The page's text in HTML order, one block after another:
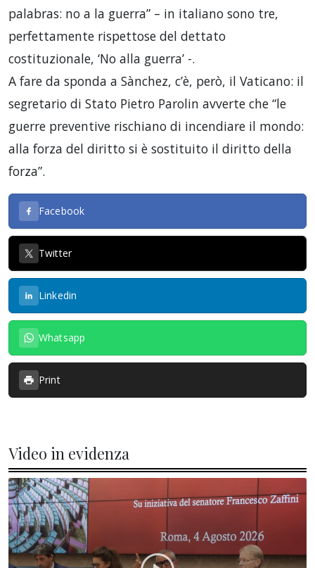
palabras: no a la guerra” – in italiano sono tre,
perfettamente rispettose del dettato
costituzionale, ‘No alla guerra’ -.
A fare da sponda a Sànchez, c’è, però, il Vaticano: il
segretario di Stato Pietro Parolin avverte che “le
guerre preventive rischiano di incendiare il mondo:
alla forza del diritto si è sostituito il diritto della
forza”.
Facebook
Twitter
Linkedin
Whatsapp
Print
Video in evidenza